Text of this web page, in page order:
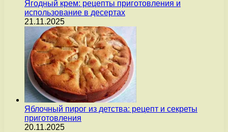
Ягодный крем: рецепты приготовления и
использование в десертах
21.11.2025
Яблочный пирог из детства: рецепт и секреты
приготовления
20.11.2025